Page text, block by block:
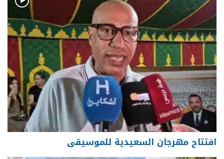
افتتاح مهرجان السعيدية للموسيقى